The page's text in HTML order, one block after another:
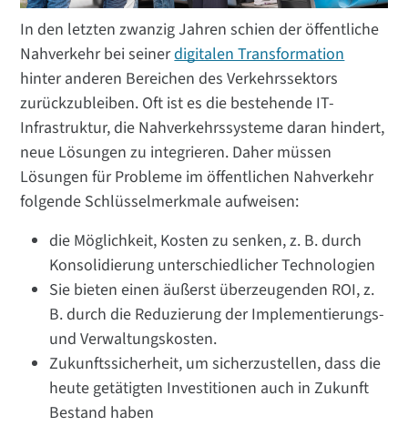
In den letzten zwanzig Jahren schien der öffentliche
Nahverkehr bei seinerdigitalen Transformation
hinter anderen Bereichen des Verkehrssektors
zurückzubleiben. Oft ist es die bestehende IT-
Infrastruktur, die Nahverkehrssysteme daran hindert,
neue Lösungen zu integrieren. Daher müssen
Lösungen für Probleme im öffentlichen Nahverkehr
folgende Schlüsselmerkmale aufweisen:
die Möglichkeit, Kosten zu senken, z. B. durch
Konsolidierung unterschiedlicher Technologien
Sie bieten einen äußerst überzeugenden ROI, z.
B. durch die Reduzierung der Implementierungs-
und Verwaltungskosten.
Zukunftssicherheit, um sicherzustellen, dass die
heute getätigten Investitionen auch in Zukunft
Bestand haben